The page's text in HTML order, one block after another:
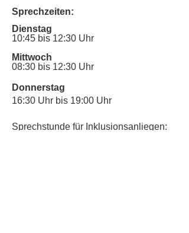
Sprechzeiten:
Dienstag
10:45 bis 12:30 Uhr
Mittwoch
08:30 bis 12:30 Uhr
Donnerstag
16:30 Uhr bis 19:00 Uhr
Sprechstunde für Inklusionsanliegen: